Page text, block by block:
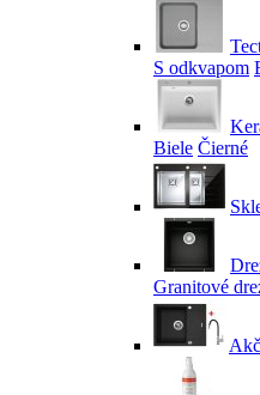
S odkvapom
Biele Čierné
Granitové